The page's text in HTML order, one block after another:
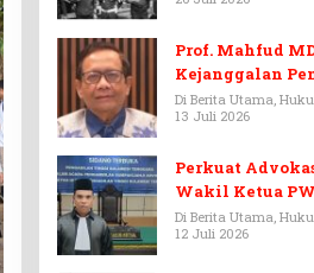
Prof. Mahfud
Kejanggalan
Penyelidikan
Febrie
Di Berita Utama,
13 Juli 2026
Perkuat
Wakil Ketua
Resmi Dilantik
Advokat PERADI
Di Berita Utama,
12 Juli 2026